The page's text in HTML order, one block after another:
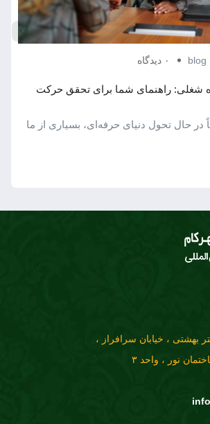
blog ۰ دیدگاه
شغلی: راهنمای شما برای تحقق حرکت
در حال تحول دنیای حرفه‌ای، بسیاری از ما
بهشتی ، خیابان سرافراز ،